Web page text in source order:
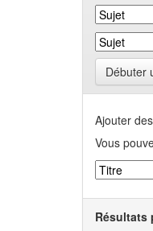
Débuter
Ajouter
Vous
Résultats